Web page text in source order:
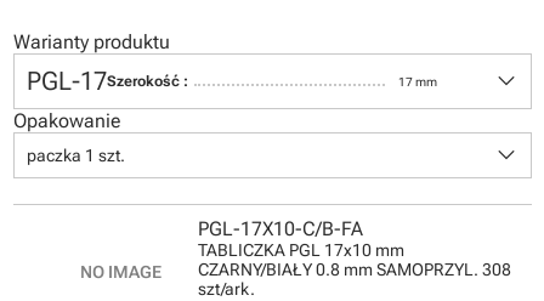
Warianty produktu
PGL-17Szerokość : 17 mm keyboard_arrow_down
Opakowanie
paczka 1 szt. keyboard_arrow_down
PGL-17X10-C/B-FA
TABLICZKA PGL 17x10 mm
CZARNY/BIAŁY 0.8 mm SAMOPRZYL. 308
szt/ark.